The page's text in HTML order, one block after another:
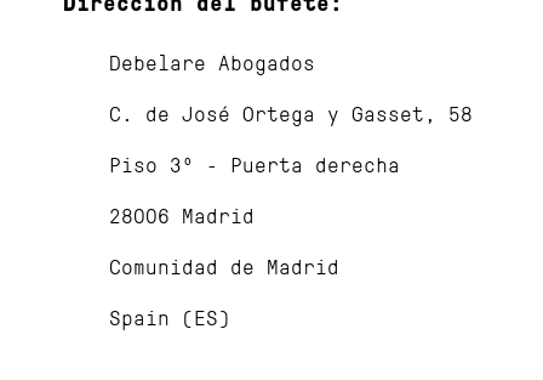
Debelare Abogados
C. de José Ortega y Gasset, 58
Piso 3º - Puerta derecha
28006 Madrid
Comunidad de Madrid
Spain (ES)